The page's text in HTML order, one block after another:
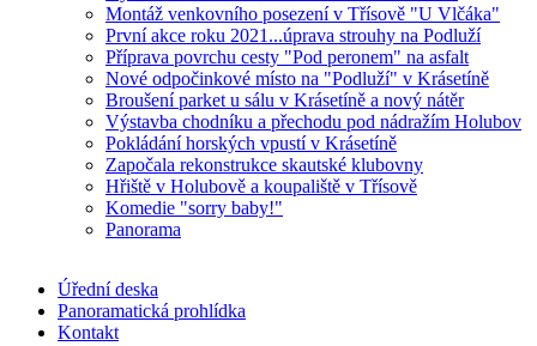
Montáž venkovního posezení v Třísově "U Vlčáka"
První akce roku 2021...úprava strouhy na Podluží
Příprava povrchu cesty "Pod peronem" na asfalt
Nové odpočinkové místo na "Podluží" v Krásetíně
Broušení parket u sálu v Krásetíně a nový nátěr
Výstavba chodníku a přechodu pod nádražím Holubov
Pokládání horských vpustí v Krásetíně
Započala rekonstrukce skautské klubovny
Hřiště v Holubově a koupaliště v Třísově
Komedie "sorry baby!"
Panorama
Úřední deska
Panoramatická prohlídka
Kontakt